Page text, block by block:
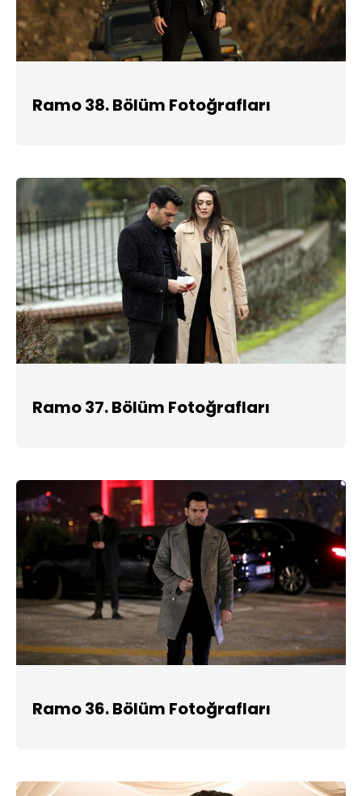
Ramo 38. Bölüm Fotoğrafları
Ramo 37. Bölüm Fotoğrafları
Ramo 36. Bölüm Fotoğrafları